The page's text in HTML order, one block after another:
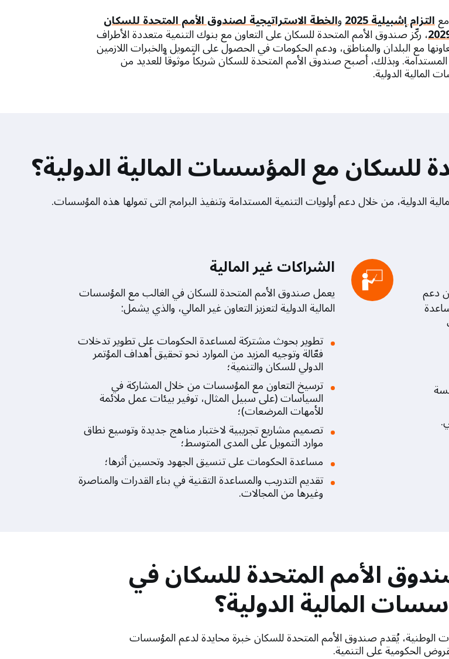
التزام إشبيلية 2025 والخطة الاستراتيجية لصندوق الأمم المتحدة للسكان
، ركّز صندوق الأمم المتحدة للسكان على التعاون مع بنوك التنمية متعددة الأطراف
مع البلدان والمناطق، ودعم الحكومات في الحصول على التمويل والخبرات اللازمين
المستدامة. وبذلك، أصبح صندوق الأمم المتحدة للسكان شريكاً موثوقاً للعديد من
المالية الدولية.
مع المؤسسات المالية الدولية؟
الدولية، من خلال دعم أولويات التنمية المستدامة وتنفيذ البرامج التي تمولها هذه المؤسسات.
دعم
الشراكات غير المالية
يعمل صندوق الأمم المتحدة للسكان في الغالب مع المؤسسات
المالية الدولية لتعزيز التعاون غير المالي، والذي يشمل:
تطوير بحوث مشتركة لمساعدة الحكومات على تطوير تدخلات
فعّالة وتوجيه المزيد من الموارد نحو تحقيق أهداف المؤتمر
الدولي للسكان والتنمية؛
ترسيخ التعاون مع المؤسسات من خلال المشاركة في
السياسات (على سبيل المثال، توفير بيئات عمل ملائمة
للأمهات المرضعات)؛
تصميم مشاريع تجريبية لاختبار مناهج جديدة وتوسيع نطاق
موارد التمويل على المدى المتوسط؛
مساعدة الحكومات على تنسيق الجهود وتحسين أثرها؛
تقديم التدريب والمساعدة التقنية في بناء القدرات والمناصرة
وغيرها من المجالات.
الأمم المتحدة للسكان في
المالية الدولية؟
الوطنية، يُقدم صندوق الأمم المتحدة للسكان خبرة محايدة لدعم المؤسسات
الحكومية على التنمية.